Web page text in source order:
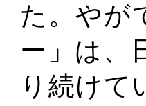
た。やが
ー」は、
り続けて